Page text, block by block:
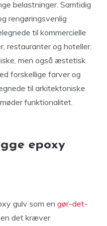
belastninger. Samtidig
rengøringsvenlig
til kommercielle
restauranter og hoteller.
men også æstetisk
forskellige farver og
til arkitektoniske
funktionalitet.
epoxy
gulv som en gør-det-
det kræver